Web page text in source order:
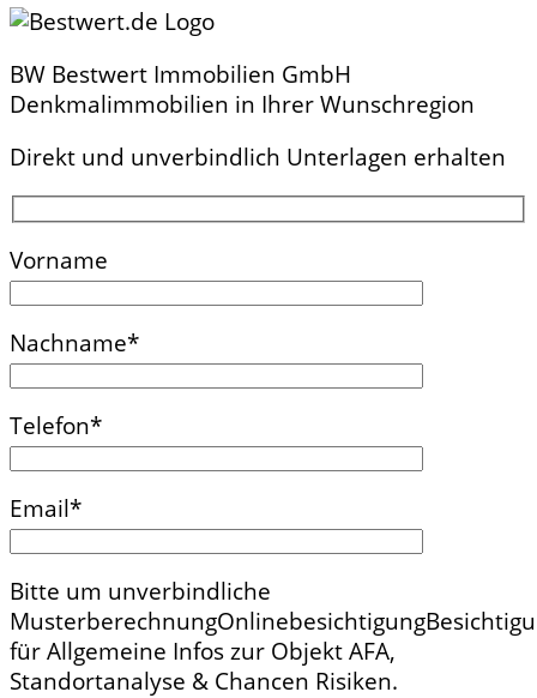
BW Bestwert Immobilien GmbH
Denkmalimmobilien in Ihrer Wunschregion
Direkt und unverbindlich Unterlagen erhalten
Vorname
Nachname*
Telefon*
Email*
Bitte um unverbindliche
MusterberechnungOnlinebesichtigung
für Allgemeine Infos zur Objekt AFA,
Standortanalyse & Chancen Risiken.